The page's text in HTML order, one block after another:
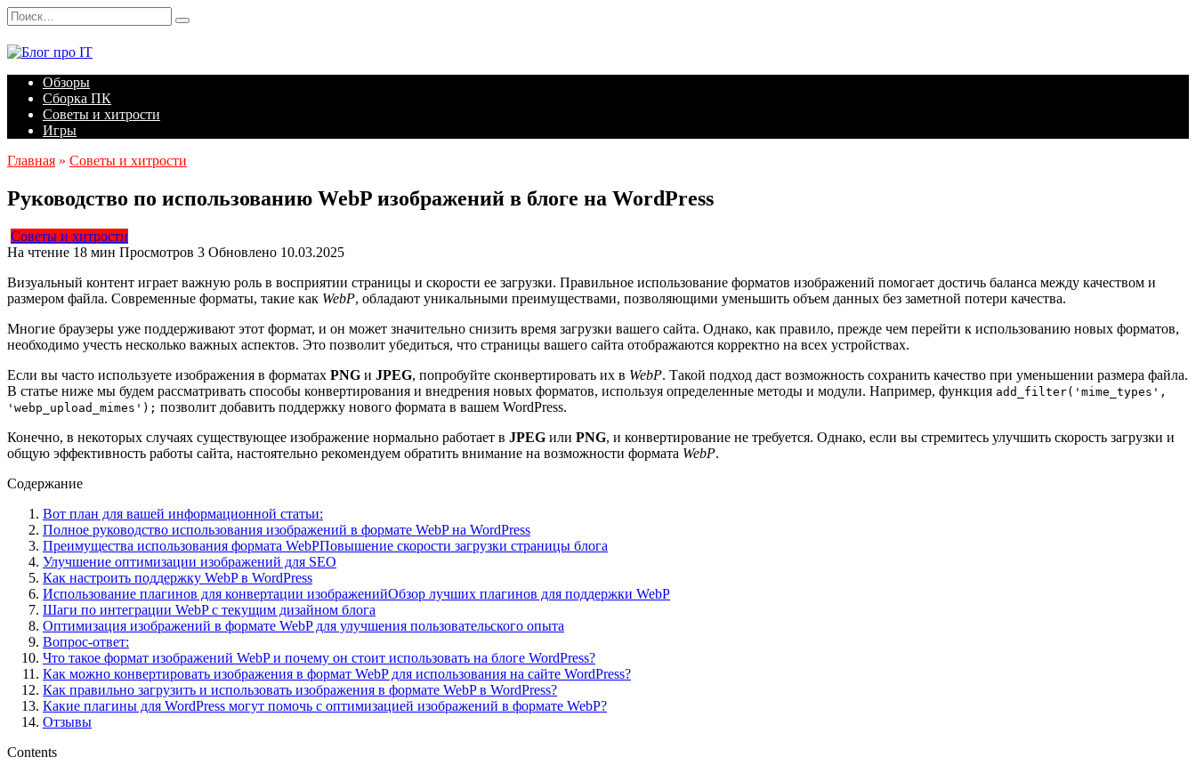
Перейти
к
содержанию
Search
for:
Обзоры
Сборка ПК
Советы и хитрости
Игры
Главная » Советы и хитрости
Руководство по использованию WebP изображений в блоге на WordPress
Советы и хитрости
На чтение 18 мин Просмотров 3 Обновлено 10.03.2025
Визуальный контент играет важную роль в восприятии страницы и скорости ее загрузки. Правильное использование форматов изображений помогает достичь баланса между качеством и
размером файла. Современные форматы, такие как WebP, обладают уникальными преимуществами, позволяющими уменьшить объем данных без заметной потери качества.
Многие браузеры уже поддерживают этот формат, и он может значительно снизить время загрузки вашего сайта. Однако, как правило, прежде чем перейти к использованию новых форматов,
необходимо учесть несколько важных аспектов. Это позволит убедиться, что страницы вашего сайта отображаются корректно на всех устройствах.
Если вы часто используете изображения в форматах PNG и JPEG, попробуйте сконвертировать их в WebP. Такой подход даст возможность сохранить качество при уменьшении размера файла.
В статье ниже мы будем рассматривать способы конвертирования и внедрения новых форматов, используя определенные методы и модули. Например, функция add_filter('mime_types',
'webp_upload_mimes'); позволит добавить поддержку нового формата в вашем WordPress.
Конечно, в некоторых случаях существующее изображение нормально работает в JPEG или PNG, и конвертирование не требуется. Однако, если вы стремитесь улучшить скорость загрузки и
общую эффективность работы сайта, настоятельно рекомендуем обратить внимание на возможности формата WebP.
Содержание
Вот план для вашей информационной статьи:
Полное руководство использования изображений в формате WebP на WordPress
Преимущества использования формата WebPПовышение скорости загрузки страницы блога
Улучшение оптимизации изображений для SEO
Как настроить поддержку WebP в WordPress
Использование плагинов для конвертации изображенийОбзор лучших плагинов для поддержки WebP
Шаги по интеграции WebP с текущим дизайном блога
Оптимизация изображений в формате WebP для улучшения пользовательского опыта
Вопрос-ответ:
Что такое формат изображений WebP и почему он стоит использовать на блоге WordPress?
Как можно конвертировать изображения в формат WebP для использования на сайте WordPress?
Как правильно загрузить и использовать изображения в формате WebP в WordPress?
Какие плагины для WordPress могут помочь с оптимизацией изображений в формате WebP?
Отзывы
Contents